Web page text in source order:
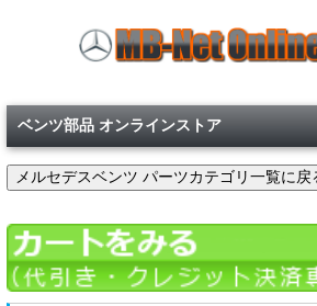
ベンツ部品 オンラインストア